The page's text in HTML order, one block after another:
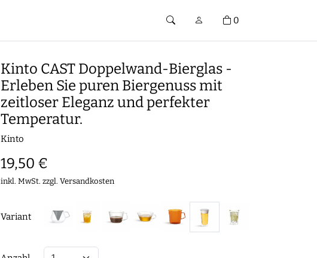
0
Kinto CAST Doppelwand-Bierglas -
Erleben Sie puren Biergenuss mit
zeitloser Eleganz und perfekter
Temperatur.
Kinto
19,50 €
inkl. MwSt. zzgl. Versandkosten
Variant